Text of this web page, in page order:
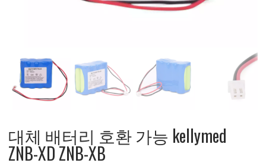
대체 배터리 호환 가능 kellymed
ZNB-XD ZNB-XB